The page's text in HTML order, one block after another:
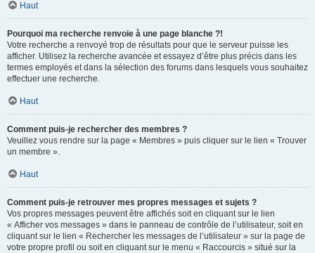
Haut
Pourquoi ma recherche renvoie à une page blanche ?!
Votre recherche a renvoyé trop de résultats pour que le serveur puisse les
afficher. Utilisez la recherche avancée et essayez d’être plus précis dans les
termes employés et dans la sélection des forums dans lesquels vous souhaitez
effectuer une recherche.
Haut
Comment puis-je rechercher des membres ?
Veuillez vous rendre sur la page « Membres » puis cliquer sur le lien « Trouver
un membre ».
Haut
Comment puis-je retrouver mes propres messages et sujets ?
Vos propres messages peuvent être affichés soit en cliquant sur le lien
« Afficher vos messages » dans le panneau de contrôle de l’utilisateur, soit en
cliquant sur le lien « Rechercher les messages de l’utilisateur » sur la page de
votre propre profil ou soit en cliquant sur le menu « Raccourcis » situé sur la